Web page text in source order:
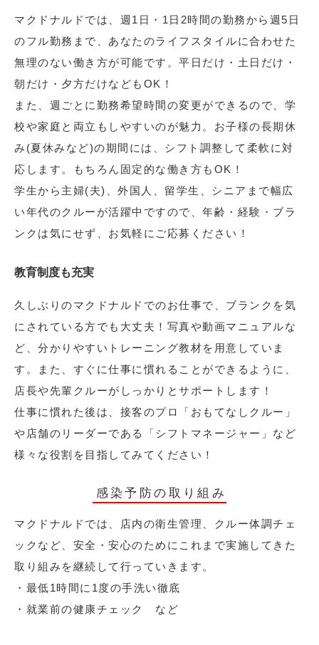
マクドナルドでは、週1日・1日2時間の勤務から週5日
のフル勤務まで、あなたのライフスタイルに合わせた
無理のない働き方が可能です。平日だけ・土日だけ・
朝だけ・夕方だけなどもOK！
また、週ごとに勤務希望時間の変更ができるので、学
校や家庭と両立もしやすいのが魅力。お子様の長期休
み(夏休みなど)の期間には、シフト調整して柔軟に対
応します。もちろん固定的な働き方もOK！
学生から主婦(夫)、外国人、留学生、シニアまで幅広
い年代のクルーが活躍中ですので、年齢・経験・ブラ
ンクは気にせず、お気軽にご応募ください！
教育制度も充実
久しぶりのマクドナルドでのお仕事で、ブランクを気
にされている方でも大丈夫！写真や動画マニュアルな
ど、分かりやすいトレーニング教材を用意していま
す。また、すぐに仕事に慣れることができるように、
店長や先輩クルーがしっかりとサポートします！
仕事に慣れた後は、接客のプロ「おもてなしクルー」
や店舗のリーダーである「シフトマネージャー」など
様々な役割を目指してみてください！
感染予防の取り組み
マクドナルドでは、店内の衛生管理、クルー体調チェ
ックなど、安全・安心のためにこれまで実施してきた
取り組みを継続して行っていきます。
・最低1時間に1度の手洗い徹底
・就業前の健康チェック など